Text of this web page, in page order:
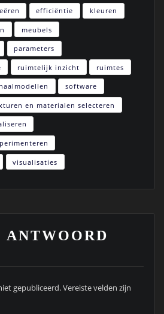
efficiëntie kleuren
meubels
parameters
ruimtelijk inzicht ruimtes
software
en materialen selecteren
visualisaties
gepubliceerd.Vereiste velden zijn